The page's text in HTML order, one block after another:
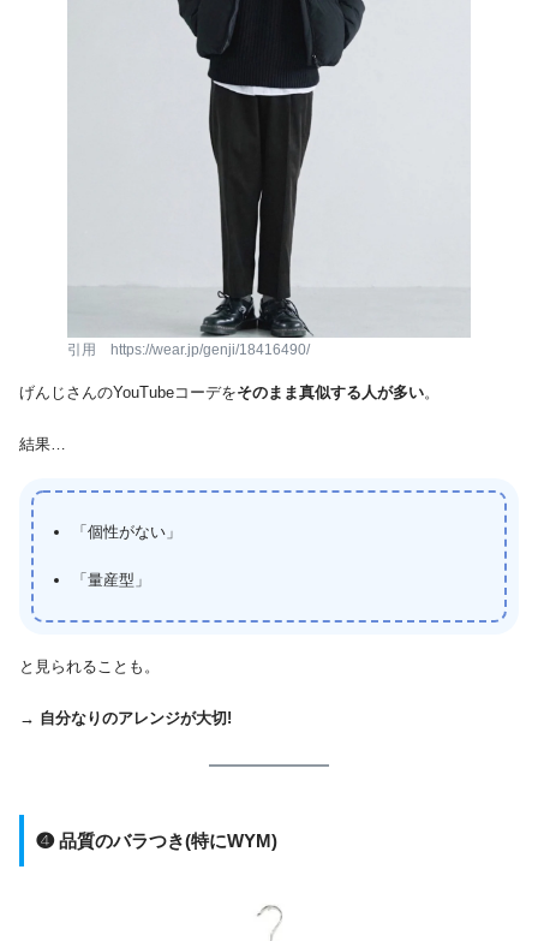
引用 https://wear.jp/genji/18416490/
げんじさんのYouTubeコーデをそのまま真似する人が多い。
結果…
「個性がない」
「量産型」
と見られることも。
→ 自分なりのアレンジが大切!
❹ 品質のバラつき(特にWYM)